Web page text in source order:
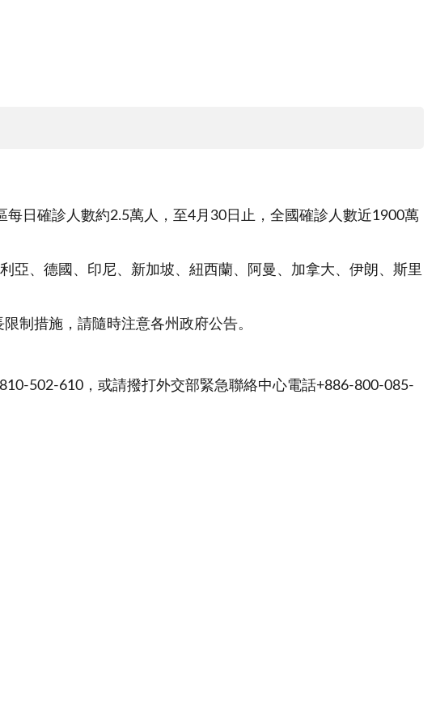
日確診人數約2.5萬人，至4月30日止，全國確診人數近1900萬
亞、德國、印尼、新加坡、紐西蘭、阿曼、加拿大、伊朗、斯里
制措施，請隨時注意各州政府公告。
502-610，或請撥打外交部緊急聯絡中心電話+886-800-085-